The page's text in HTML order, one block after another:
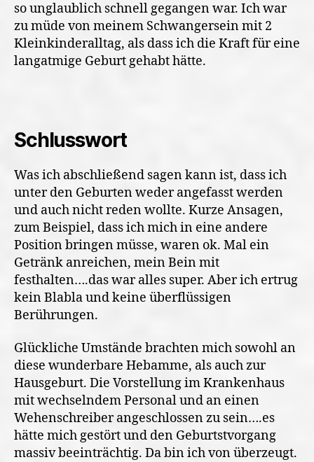
so unglaublich schnell gegangen war. Ich war
zu müde von meinem Schwangersein mit 2
Kleinkinderalltag, als dass ich die Kraft für eine
langatmige Geburt gehabt hätte.
Schlusswort
Was ich abschließend sagen kann ist, dass ich
unter den Geburten weder angefasst werden
und auch nicht reden wollte. Kurze Ansagen,
zum Beispiel, dass ich mich in eine andere
Position bringen müsse, waren ok. Mal ein
Getränk anreichen, mein Bein mit
festhalten….das war alles super. Aber ich ertrug
kein Blabla und keine überflüssigen
Berührungen.
Glückliche Umstände brachten mich sowohl an
diese wunderbare Hebamme, als auch zur
Hausgeburt. Die Vorstellung im Krankenhaus
mit wechselndem Personal und an einen
Wehenschreiber angeschlossen zu sein….es
hätte mich gestört und den Geburtstvorgang
massiv beeinträchtig. Da bin ich von überzeugt.